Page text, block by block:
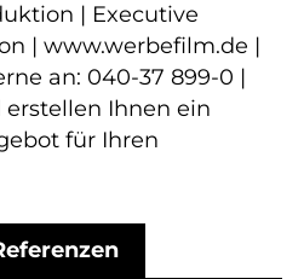
| Executive
| www.werbefilm.de |
an: 040-37 899-0 |
Ihnen ein
für Ihren